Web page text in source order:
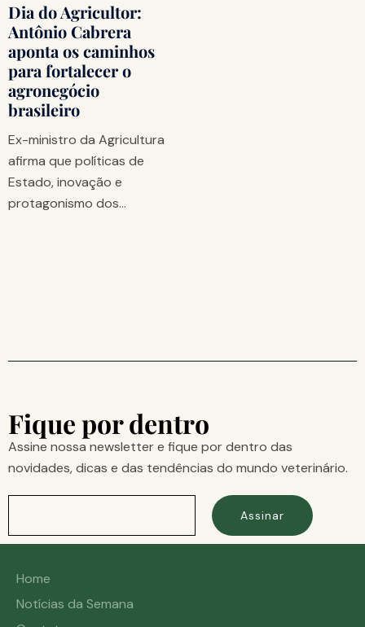
Dia do Agricultor:
Antônio Cabrera
aponta os caminhos
para fortalecer o
agronegócio
brasileiro
Ex-ministro da Agricultura
afirma que políticas de
Estado, inovação e
protagonismo dos…
Fique por dentro
Assine nossa newsletter e fique por dentro das
novidades, dicas e das tendências do mundo veterinário.
Assinar
Home
Notícias da Semana